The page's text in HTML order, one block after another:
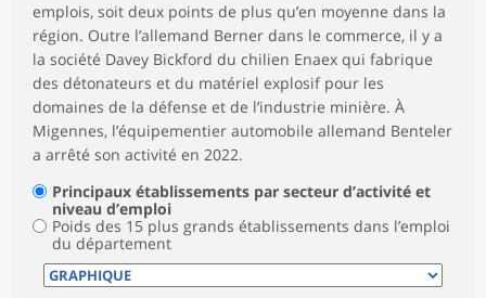
emplois, soit deux points de plus qu’en moyenne dans la
région. Outre l’allemand Berner dans le commerce, il y a
la société Davey Bickford du chilien Enaex qui fabrique
des détonateurs et du matériel explosif pour les
domaines de la défense et de l’industrie minière. À
Migennes, l’équipementier automobile allemand Benteler
a arrêté son activité en 2022.
Principaux établissements par secteur d’activité et
niveau d’emploi
Poids des 15 plus grands établissements dans l’emploi
du département